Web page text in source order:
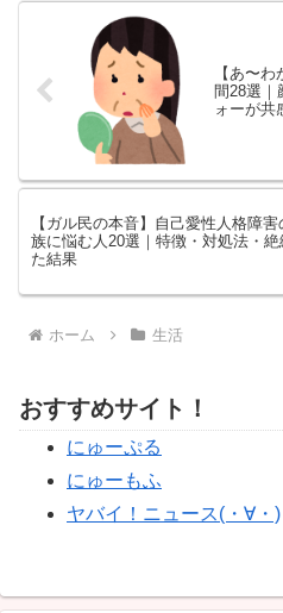
【あ〜
間28選
ォーが共
【ガル民の本音】自己愛性人格障害
族に悩む人20選｜特徴・対処法・絶
た結果
ホーム 生活
おすすめサイト！
にゅーぷる
にゅーもふ
ヤバイ！ニュース(・∀・)